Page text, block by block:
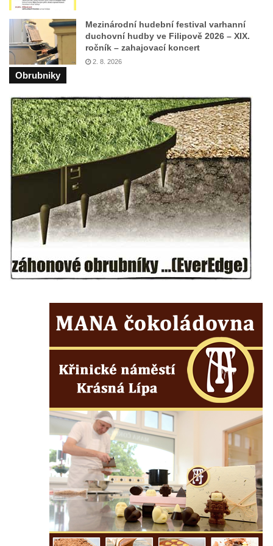
Pamětní deska Friedricha Egermanna na
domě čp. 101 v Novém Boru
Pamětní deska Václava Kliera na Tyršově
domě ve Vaníčkově ulici v Ústí nad Labem
Pamětní deska Vinzenze Ulbricha na domě
čp. 26 v Brné
Pamětní deska na rodném domě Jiřího
Koláře v Protivíně
Pamětní deska Johanna Christopha Kridela
na budově Café Henke v Rumburku
Pamětní deska Rudolfa Antona Fockeho na
domě čp. 101/6 na Lužickém náměstí v
Rumburku
Pamětní deska Jaroslava Falty u Domu
kultury Střelnice v Rumburku
Pamětní deska čestným občanům města na
hřbitově v Českém Krumlově
Pamětní deska Ignaze Spiro na židovském
hřbitově v Českém Krumlově
Pamětní deska Františka Meixnera před
obecním úřadem v Prysku
Pamětní deska Carlu Franzi Ballemu na
domě čp. 437 v ulici Slovanka ve Cvikově
Pamětní deska Michala Třetiny na domě v
Ostruhové ulici čp. 62/1 v Mělníku
Pamětní deska povodně 2002 na kapli v
Mezinárodní hudební festival varhanní
duchovní hudby ve Filipově 2026 – XIX.
ročník – zahajovací koncert
2. 8. 2026
Obrubniky